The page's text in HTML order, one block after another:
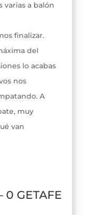
varias a balón
finalizar.
del
lo acabas
nos
A
muy
van
0 GETAFE